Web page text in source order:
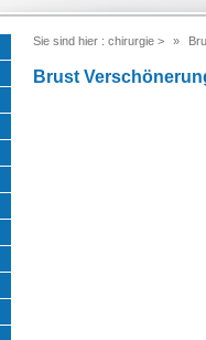
Sie sind hier : chirurgie >
Brust